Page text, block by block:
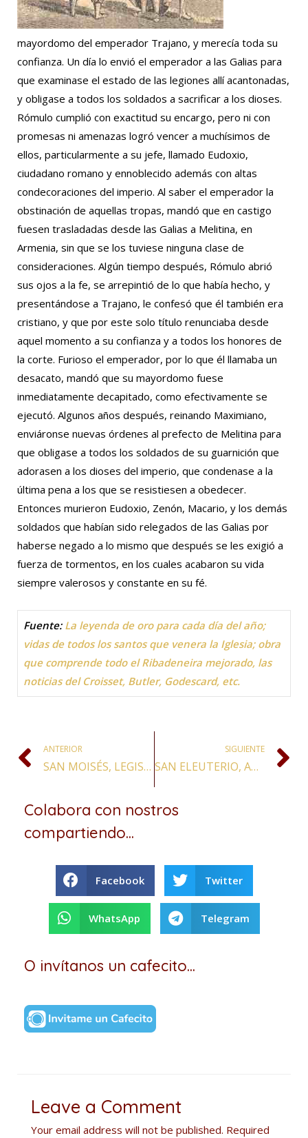
mayordomo del emperador Trajano, y merecía toda su
confianza. Un día lo envió el emperador a las Galias para
que examinase el estado de las legiones allí acantonadas,
y obligase a todos los soldados a sacrificar a los dioses.
Rómulo cumplió con exactitud su encargo, pero ni con
promesas ni amenazas logró vencer a muchísimos de
ellos, particularmente a su jefe, llamado Eudoxio,
ciudadano romano y ennoblecido además con altas
condecoraciones del imperio. Al saber el emperador la
obstinación de aquellas tropas, mandó que en castigo
fuesen trasladadas desde las Galias a Melitina, en
Armenia, sin que se los tuviese ninguna clase de
consideraciones. Algún tiempo después, Rómulo abrió
sus ojos a la fe, se arrepintió de lo que había hecho, y
presentándose a Trajano, le confesó que él también era
cristiano, y que por este solo título renunciaba desde
aquel momento a su confianza y a todos los honores de
la corte. Furioso el emperador, por lo que él llamaba un
desacato, mandó que su mayordomo fuese
inmediatamente decapitado, como efectivamente se
ejecutó. Algunos años después, reinando Maximiano,
enviáronse nuevas órdenes al prefecto de Melitina para
que obligase a todos los soldados de su guarnición que
adorasen a los dioses del imperio, que condenase a la
última pena a los que se resistiesen a obedecer.
Entonces murieron Eudoxio, Zenón, Macario, y los demás
soldados que habían sido relegados de las Galias por
haberse negado a lo mismo que después se les exigió a
fuerza de tormentos, en los cuales acabaron su vida
siempre valerosos y constante en su fé.
Fuente: La leyenda de oro para cada día del año;
vidas de todos los santos que venera la Iglesia; obra
que comprende todo el Ribadeneira mejorado, las
noticias del Croisset, Butler, Godescard, etc.
ANTERIOR
SAN MOISÉS, LEGISLADOR Y PROFETA
SIGUIENTE
SAN ELEUTERIO, ABAD
Colabora con nostros
compartiendo...
Facebook Twitter
WhatsApp Telegram
O invítanos un cafecito...
Leave a Comment
Your email address will not be published. Required